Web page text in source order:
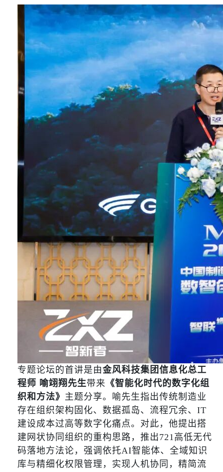
专题论坛的首讲是由金风科技集团信息化总工
程师 喻翊翔先生带来 《智能化时代的数字化组
织和方法》 主题分享。喻先生指出传统制造业
存在组织架构固化、数据孤岛、流程冗余、IT
建设成本过高等数字化痛点。对此，他提出搭
建网状协同组织的重构思路，推出721高低无代
码落地方法论，强调依托AI智能体、全域知识
库与精细化权限管理，实现人机协同，精简流